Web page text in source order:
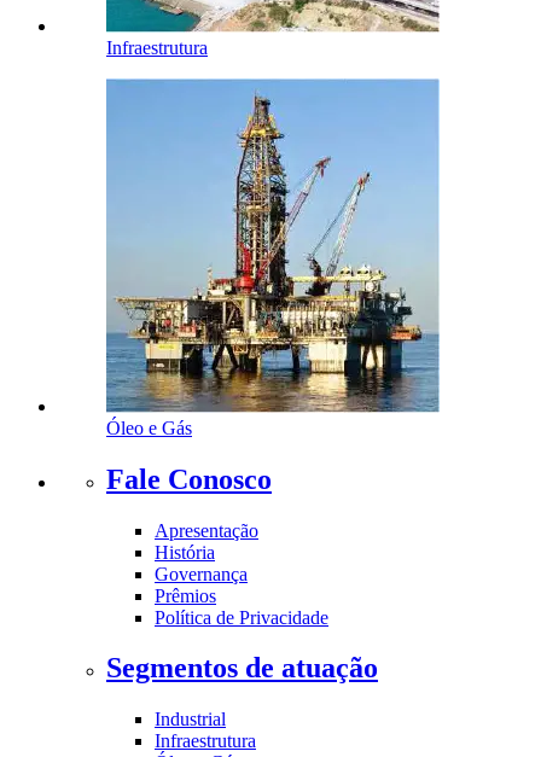
Infraestrutura
Óleo e Gás
Fale Conosco
Apresentação
História
Governança
Prêmios
Política de Privacidade
Segmentos de atuação
Industrial
Infraestrutura